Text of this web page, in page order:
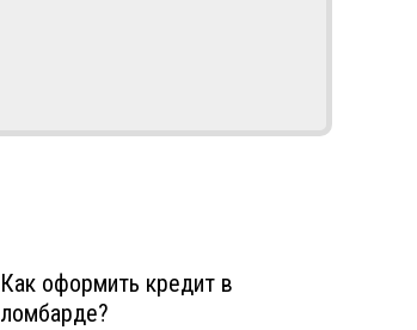
Как оформить кредит в
ломбарде?